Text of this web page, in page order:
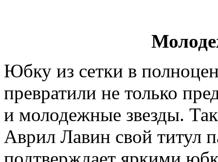
Юбку из сетки в
превратили не только
и молодежные звезды.
Аврил Лавин свой титул